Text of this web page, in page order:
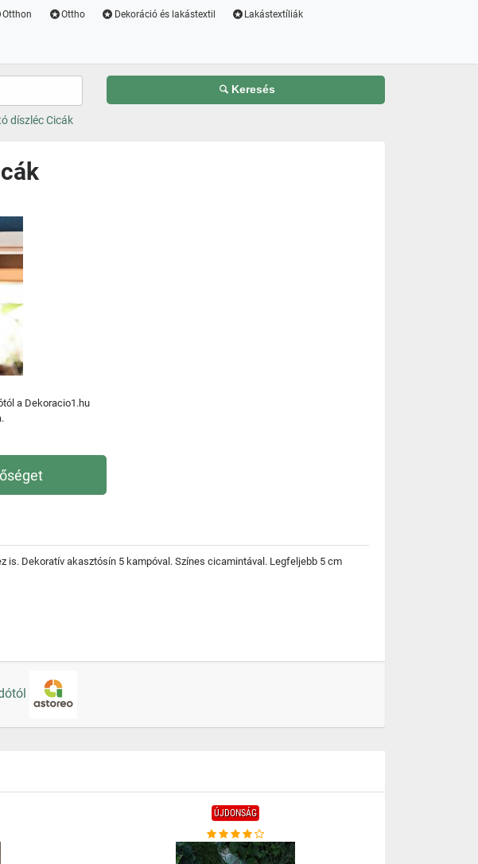
Otthon Ottho Dekoráció és lakástextil Lakástextíliák
Keresés
díszléc Cicák
a Dekoracio1.hu
Dekoratív akasztósín 5 kampóval. Színes cicamintával. Legfeljebb 5 cm
ÚJDONSÁG